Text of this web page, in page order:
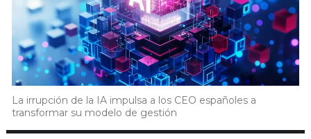
La irrupción de la IA impulsa a los CEO españoles a
transformar su modelo de gestión